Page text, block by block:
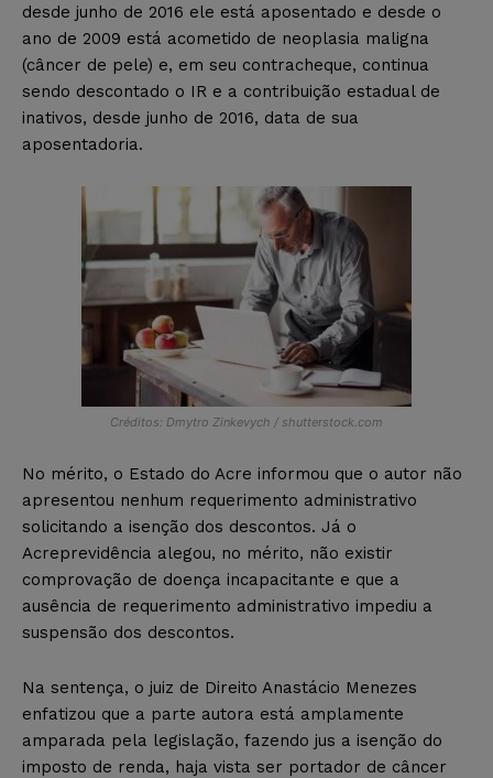
desde junho de 2016 ele está aposentado e desde o
ano de 2009 está acometido de neoplasia maligna
(câncer de pele) e, em seu contracheque, continua
sendo descontado o IR e a contribuição estadual de
inativos, desde junho de 2016, data de sua
aposentadoria.
Créditos: Dmytro Zinkevych / shutterstock.com
No mérito, o Estado do Acre informou que o autor não
apresentou nenhum requerimento administrativo
solicitando a isenção dos descontos. Já o
Acreprevidência alegou, no mérito, não existir
comprovação de doença incapacitante e que a
ausência de requerimento administrativo impediu a
suspensão dos descontos.
Na sentença, o juiz de Direito Anastácio Menezes
enfatizou que a parte autora está amplamente
amparada pela legislação, fazendo jus a isenção do
imposto de renda, haja vista ser portador de câncer